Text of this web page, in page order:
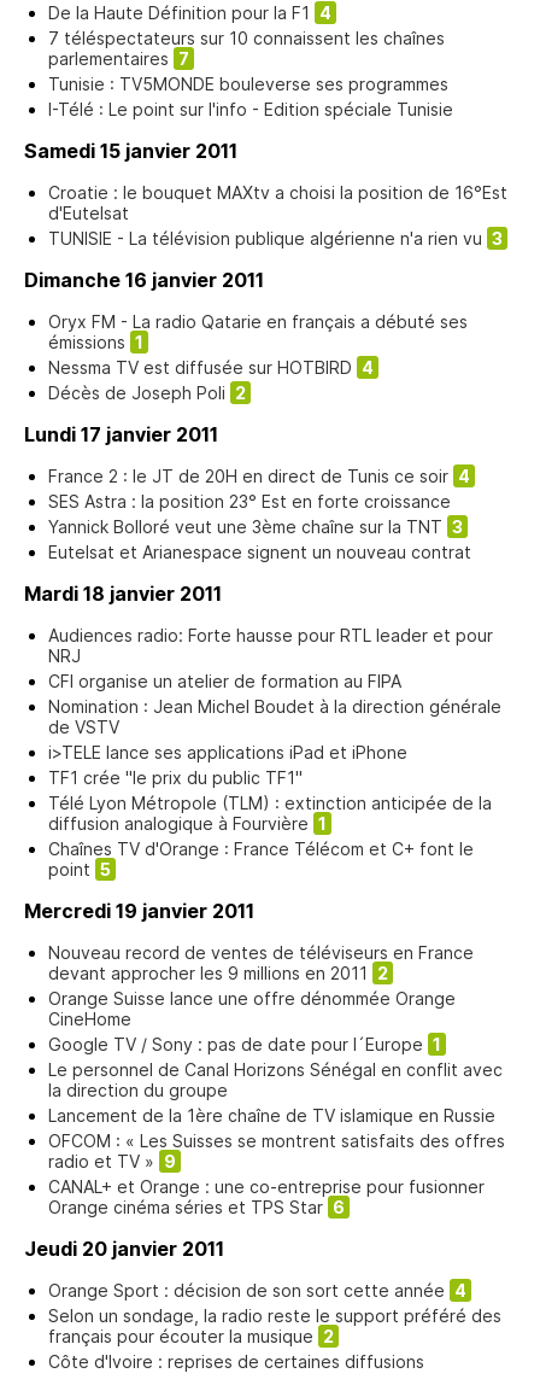
De la Haute Définition pour la F1
4
7 téléspectateurs sur 10 connaissent les chaînes
parlementaires 7
Tunisie : TV5MONDE bouleverse ses programmes
I-Télé : Le point sur l'info - Edition spéciale Tunisie
Samedi 15 janvier 2011
Croatie : le bouquet MAXtv a choisi la position de 16°Est
d'Eutelsat
TUNISIE - La télévision publique algérienne n'a rien vu 3
Dimanche 16 janvier 2011
Oryx FM - La radio Qatarie en français a débuté ses
émissions 1
Nessma TV est diffusée sur HOTBIRD 4
Décès de Joseph Poli 2
Lundi 17 janvier 2011
France 2 : le JT de 20H en direct de Tunis ce soir 4
SES Astra : la position 23° Est en forte croissance
Yannick Bolloré veut une 3ème chaîne sur la TNT 3
Eutelsat et Arianespace signent un nouveau contrat
Mardi 18 janvier 2011
Audiences radio: Forte hausse pour RTL leader et pour
NRJ
CFI organise un atelier de formation au FIPA
Nomination : Jean Michel Boudet à la direction générale
de VSTV
i>TELE lance ses applications iPad et iPhone
TF1 crée "le prix du public TF1"
Télé Lyon Métropole (TLM) : extinction anticipée de la
diffusion analogique à Fourvière 1
Chaînes TV d'Orange : France Télécom et C+ font le
point 5
Mercredi 19 janvier 2011
Nouveau record de ventes de téléviseurs en France
devant approcher les 9 millions en 2011
2
Orange Suisse lance une offre dénommée Orange
CineHome
Google TV / Sony : pas de date pour l´Europe 1
Le personnel de Canal Horizons Sénégal en conflit avec
la direction du groupe
Lancement de la 1ère chaîne de TV islamique en Russie
OFCOM : « Les Suisses se montrent satisfaits des offres
radio et TV » 9
CANAL+ et Orange : une co-entreprise pour fusionner
Orange cinéma séries et TPS Star 6
Jeudi 20 janvier 2011
Orange Sport : décision de son sort cette année 4
Selon un sondage, la radio reste le support préféré des
français pour écouter la musique 2
Côte d'Ivoire : reprises de certaines diffusions